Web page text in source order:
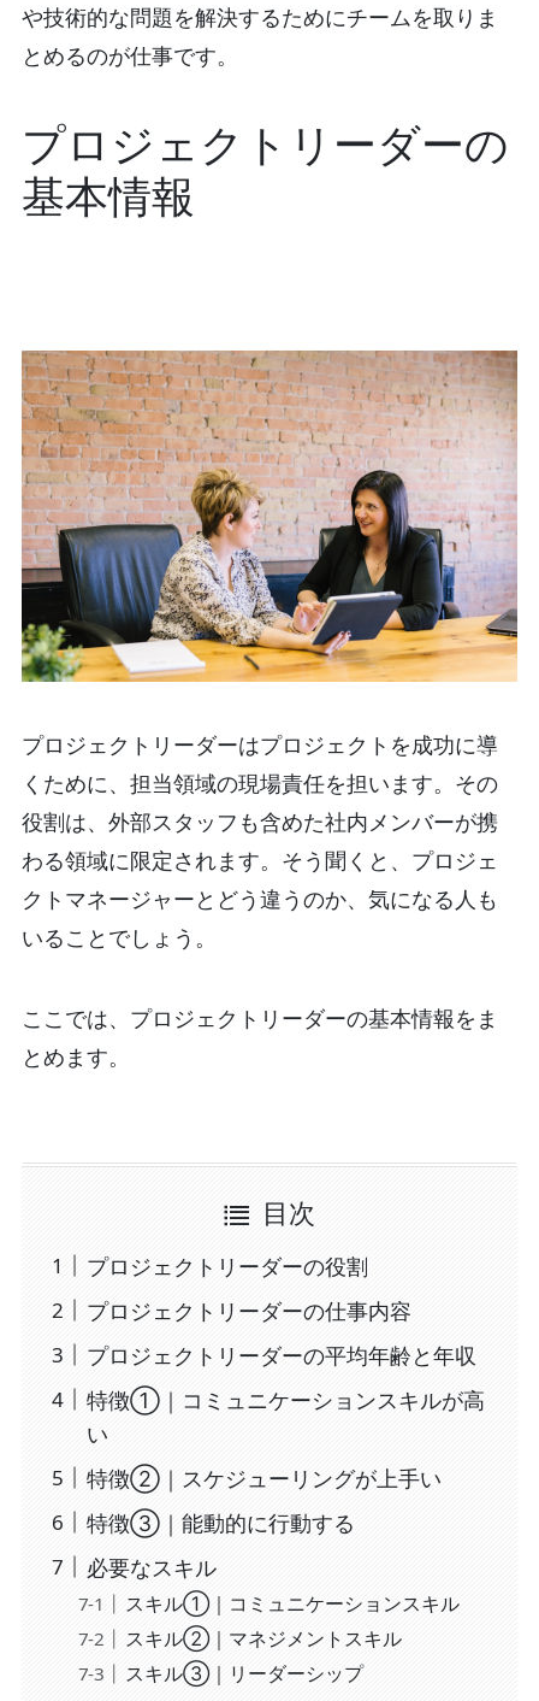
や技術的な問題を解決するためにチームを取りま
とめるのが仕事です。
プロジェクトリーダーの
基本情報
プロジェクトリーダーはプロジェクトを成功に導
くために、担当領域の現場責任を担います。その
役割は、外部スタッフも含めた社内メンバーが携
わる領域に限定されます。そう聞くと、プロジェ
クトマネージャーとどう違うのか、気になる人も
いることでしょう。
ここでは、プロジェクトリーダーの基本情報をま
とめます。
目次
プロジェクトリーダーの役割
プロジェクトリーダーの仕事内容
プロジェクトリーダーの平均年齢と年収
特徴①｜コミュニケーションスキルが高
い
特徴②｜スケジューリングが上手い
特徴③｜能動的に行動する
必要なスキル
スキル①｜コミュニケーションスキル
スキル②｜マネジメントスキル
スキル③｜リーダーシップ